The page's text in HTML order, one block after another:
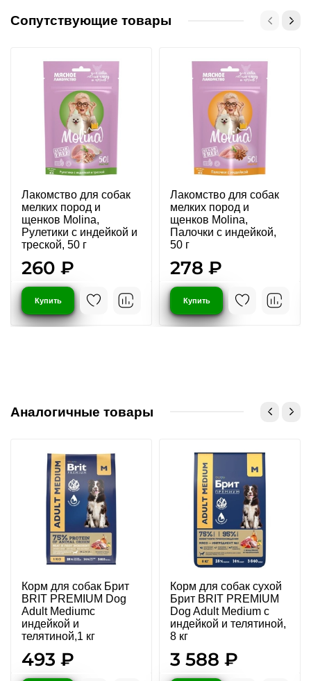
Сопутствующие товары
Лакомство для собак
мелких пород и
щенков Molina,
Рулетики с индейкой и
треской, 50 г
260 ₽
Купить
Лакомство для собак
мелких пород и
щенков Molina,
Палочки с индейкой,
50 г
278 ₽
Купить
Аналогичные товары
Корм для собак Брит
BRIT PREMIUM Dog
Adult Mediumс
индейкой и
телятиной,1 кг
493 ₽
Корм для собак сухой
Брит BRIT PREMIUM
Dog Adult Medium с
индейкой и телятиной,
8 кг
3 588 ₽